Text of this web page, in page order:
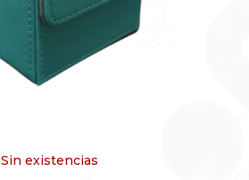
Sin existencias